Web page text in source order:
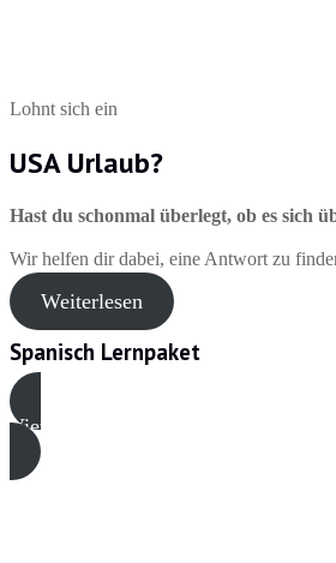
Lohnt sich ein
USA Urlaub?
Hast du schonmal überlegt, ob es sich
Wir helfen dir dabei, eine Antwort zu
Weiterlesen
Spanisch Lernpaket
View All Books